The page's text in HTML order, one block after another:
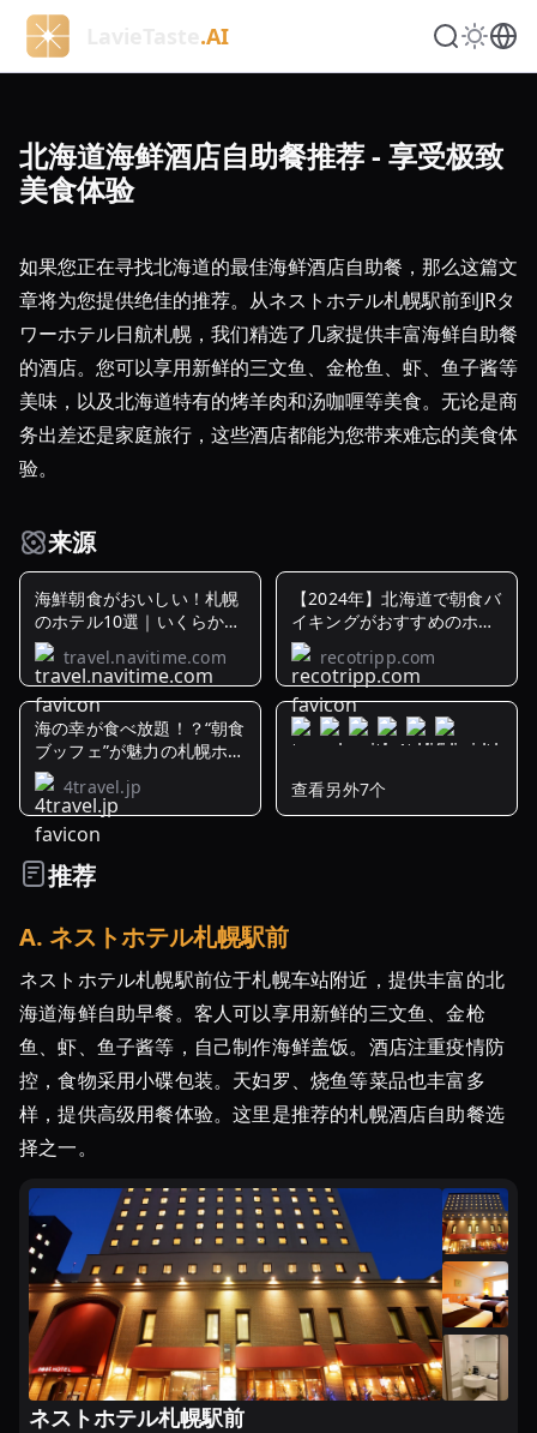
.AI
北海道海鲜酒店自助餐推荐 - 享受极致
美食体验
如果您正在寻找北海道的最佳海鲜酒店自助餐，那么这篇文
章将为您提供绝佳的推荐。从ネストホテル札幌駅前到JRタ
ワーホテル日航札幌，我们精选了几家提供丰富海鲜自助餐
的酒店。您可以享用新鲜的三文鱼、金枪鱼、虾、鱼子酱等
美味，以及北海道特有的烤羊肉和汤咖喱等美食。无论是商
务出差还是家庭旅行，这些酒店都能为您带来难忘的美食体
验。
来源
海鮮朝食がおいしい！札幌
のホテル10選｜いくらかけ
放題 ...
travel.navitime.com
【2024年】北海道で朝食バ
イキングがおすすめのホテ
ル36選 ...
recotripp.com
海の幸が食べ放題！？“朝食
ブッフェ”が魅力の札幌ホテ
ル10選
4travel.jp
北
幸
が
食
べ
放
題
す
す
め
の
宿
を
教
え
查看另外7个
推荐
A. ネストホテル札幌駅前
ネストホテル札幌駅前位于札幌车站附近，提供丰富的北
海道海鲜自助早餐。客人可以享用新鲜的三文鱼、金枪
鱼、虾、鱼子酱等，自己制作海鲜盖饭。酒店注重疫情防
控，食物采用小碟包装。天妇罗、烧鱼等菜品也丰富多
样，提供高级用餐体验。这里是推荐的札幌酒店自助餐选
择之一。
ネストホテル札幌駅前